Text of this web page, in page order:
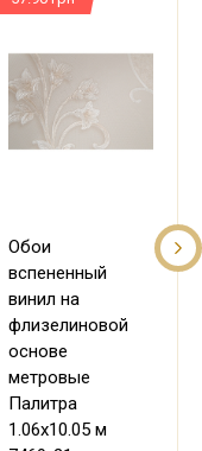
Обои
вспененный
винил на
флизелиновой
основе
метровые
Палитра
1.06х10.05 м